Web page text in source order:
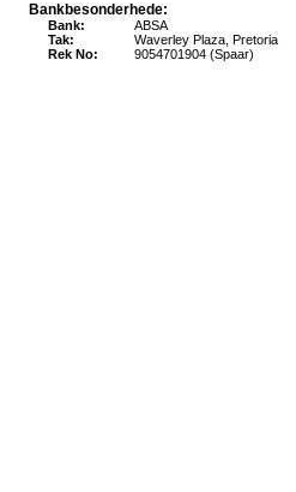
Bankbesonderhede:
Bank:
ABSA
Tak:
Waverley Plaza, Pretoria
Rek No:
9054701904 (Spaar)